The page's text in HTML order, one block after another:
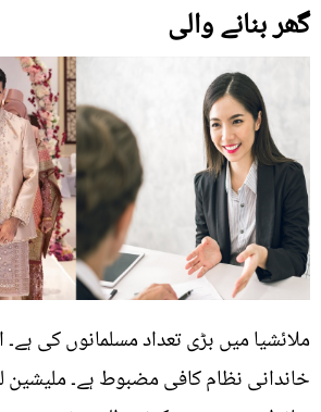
گھر بنانے والی
ملائشیا میں بڑی تعداد مسلمانو‌ں کی
خاندانی نظام کافی مضبوط ہے۔ ملیشین